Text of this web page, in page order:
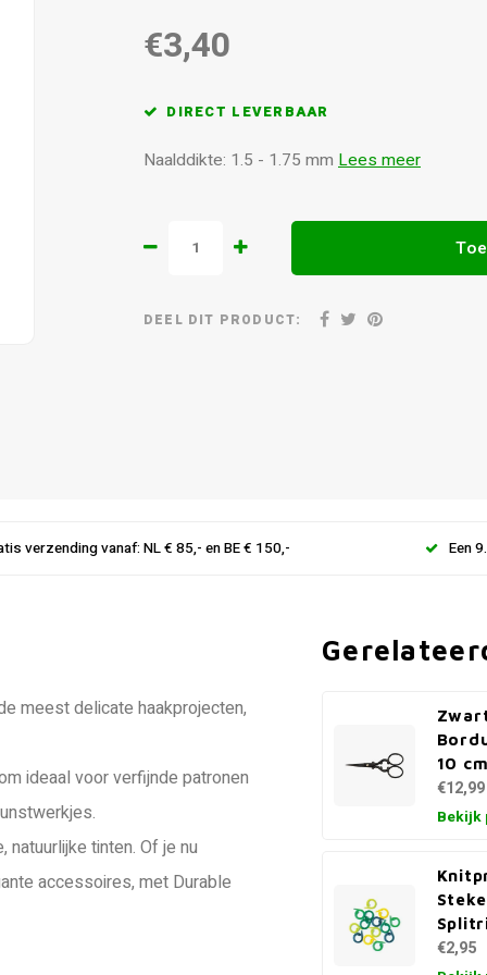
€3,40
DIRECT LEVERBAAR
Naalddikte: 1.5 - 1.75 mm Lees meer
DEEL DIT PRODUCT:
verzending vanaf: NL € 85,- en BE € 150,- Een
meest delicate haakprojecten,
ideaal voor verfijnde patronen
tinten. Of je nu
accessoires, met Durable
10
€12,99
Bekijk
€2,95